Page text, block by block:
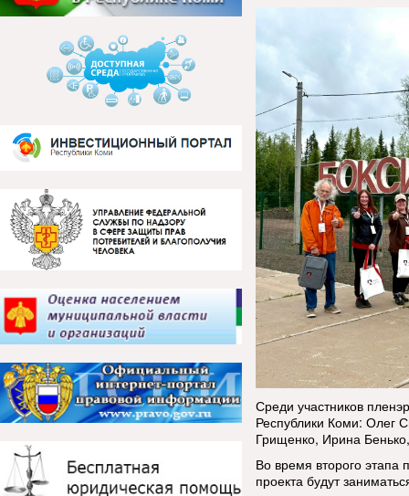
Среди участников
Республики Коми: Олег
Грищенко, Ирина
Во время второго этапа
проекта будут